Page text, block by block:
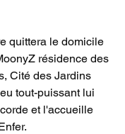
quittera le domicile
résidence des
Cité des Jardins
tout-puissant lui
et l'accueille